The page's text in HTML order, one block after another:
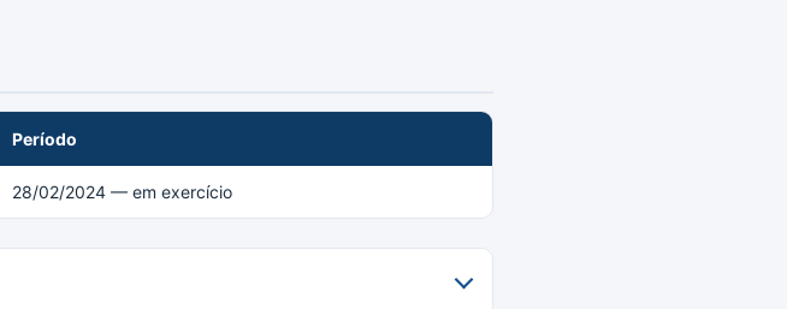
Período
28/02/2024 — em exercício